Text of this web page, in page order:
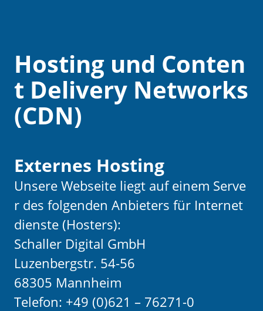
Hosting und Conten
t Delivery Networks
(CDN)
Externes Hosting
Unsere Webseite liegt auf einem Serve
r des folgenden Anbieters für Internet
dienste (Hosters):
Schaller Digital GmbH
Luzenbergstr. 54-56
68305 Mannheim
Telefon: +49 (0)621 – 76271-0